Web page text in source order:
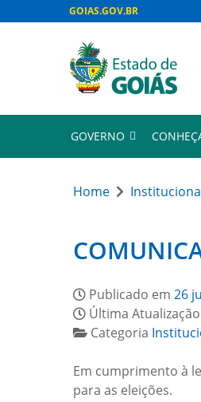
GOIAS.GOV.BR
GOVERNO
Home
Publicado em 26
Última
Categoria
Em cumprimento à
para as eleições.